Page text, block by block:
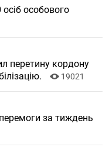
особового
перетину кордону
19021
за тиждень